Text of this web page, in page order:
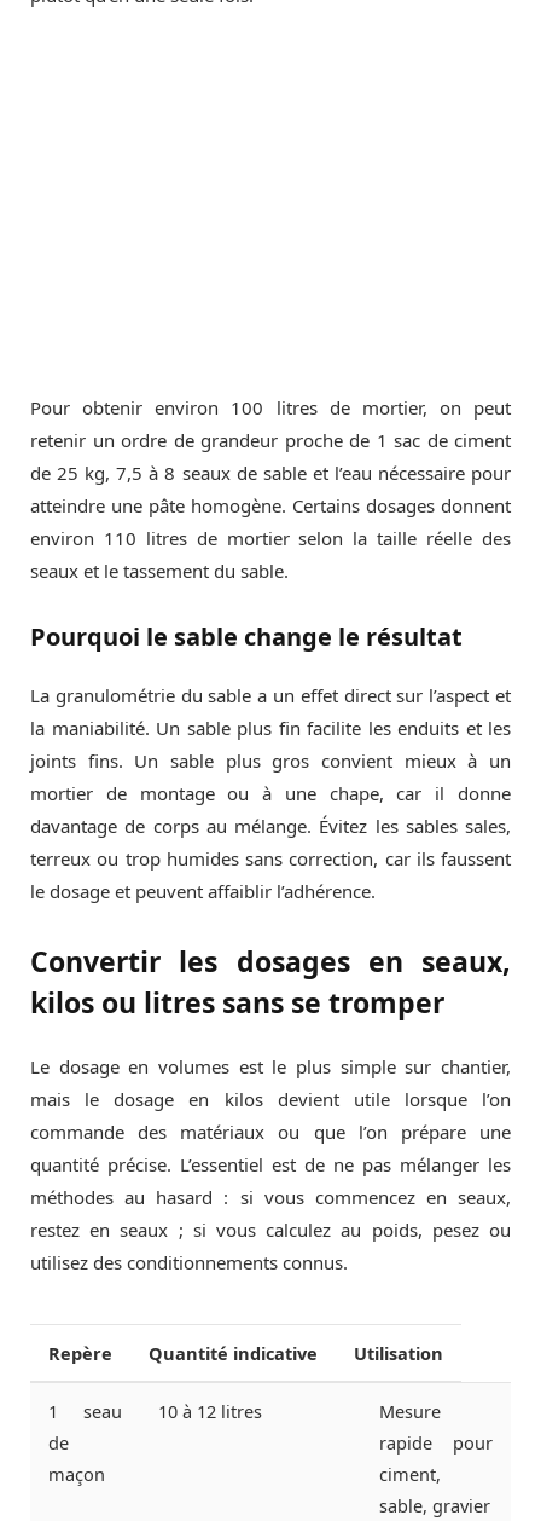
Pour obtenir environ 100 litres de mortier, on peut
retenir un ordre de grandeur proche de 1 sac de ciment
de 25 kg, 7,5 à 8 seaux de sable et l’eau nécessaire pour
atteindre une pâte homogène. Certains dosages donnent
environ 110 litres de mortier selon la taille réelle des
seaux et le tassement du sable.
Pourquoi le sable change le résultat
La granulométrie du sable a un effet direct sur l’aspect et
la maniabilité. Un sable plus fin facilite les enduits et les
joints fins. Un sable plus gros convient mieux à un
mortier de montage ou à une chape, car il donne
davantage de corps au mélange. Évitez les sables sales,
terreux ou trop humides sans correction, car ils faussent
le dosage et peuvent affaiblir l’adhérence.
Convertir les dosages en seaux,
kilos ou litres sans se tromper
Le dosage en volumes est le plus simple sur chantier,
mais le dosage en kilos devient utile lorsque l’on
commande des matériaux ou que l’on prépare une
quantité précise. L’essentiel est de ne pas mélanger les
méthodes au hasard : si vous commencez en seaux,
restez en seaux ; si vous calculez au poids, pesez ou
utilisez des conditionnements connus.
Repère Quantité indicative Utilisation
1 seau
de
maçon
10 à 12 litres
Mesure
rapide pour
ciment,
sable, gravier